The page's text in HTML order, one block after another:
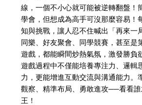
線，一個不小心就可能被逆轉翻盤！
學會，但想成為高手可沒那麼容易！
知與挑戰，讓人忍不住喊出「再來一
同樂、好友聚會、同學競賽，甚至是
遊戲，都能瞬間炒熱氣氛，激發勝負
遊戲過程中不僅能培養專注力、邏輯
力，更能增進互動交流與溝通能力。
觀察、精準布局、勇敢進攻──看看
王！